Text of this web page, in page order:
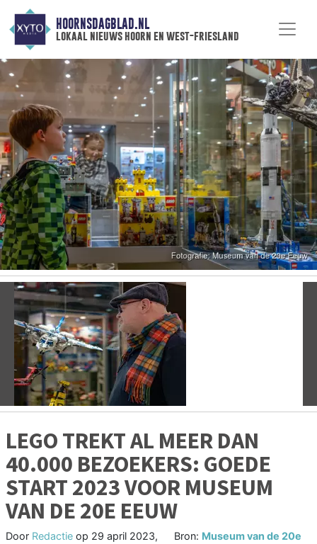
HOORNSDAGBLAD.NL
lokaal nieuws hoorn en west-friesland
Vorige
LEGO TREKT AL MEER DAN
40.000 BEZOEKERS: GOEDE
START 2023 VOOR MUSEUM
VAN DE 20E EEUW
Door Redactie op 29 april 2023,
Bron: Museum van de 20e